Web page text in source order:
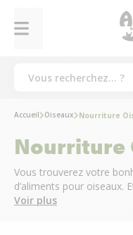
Accueil Oiseaux Nourriture
Nourriture
Vous trouverez votre
d’aliments pour oiseaux.
Voir plus